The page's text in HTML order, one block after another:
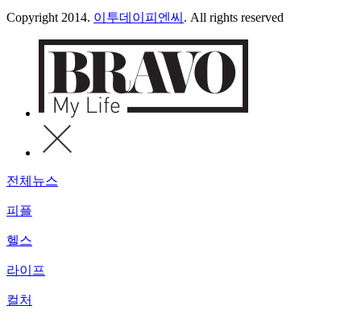
Copyright 2014. 이투데이피엔씨 . All rights reserved
전체뉴스
피플
헬스
라이프
컬처